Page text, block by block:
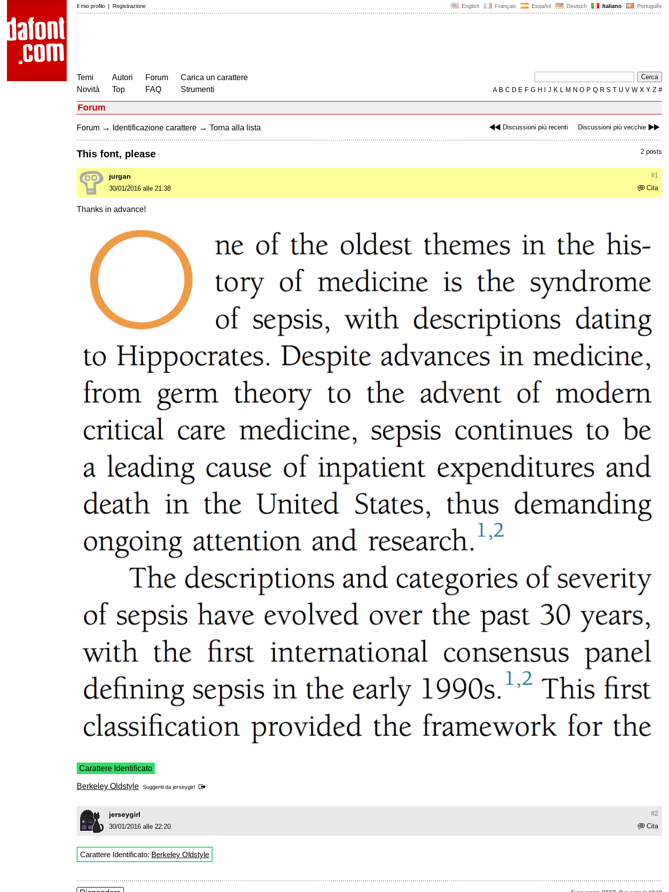
English Français Español Deutsch Italiano Português
Il mio profilo | Registrazione
Temi
Novità
Autori
Top
Forum
FAQ
Carica un carattere
Strumenti
AB C D E F G H J K L M N O P Q R S T U V W X Y Z #
Forum
Discussioni più recenti Discussioni più vecchie
Forum → Identificazione carattere → Torna alla lista
2 posts
This font, please
#1
jurgan
Cita
30/01/2016 alle 21:38
Thanks in advance!
Carattere Identificato
Berkeley Oldstyle Suggeriti da jerseygirl
#2
jerseygirl
Cita
30/01/2016 alle 22:20
Carattere Identificato: Berkeley Oldstyle